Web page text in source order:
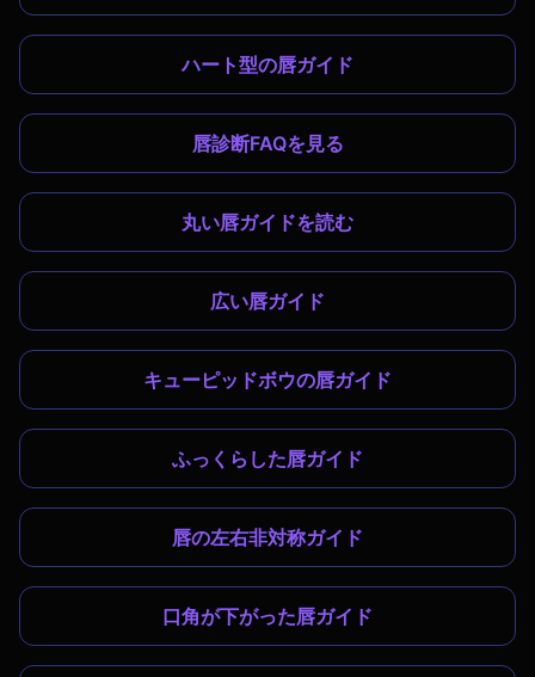
ハート型の唇ガイド
唇診断FAQを見る
丸い唇ガイドを読む
広い唇ガイド
キューピッドボウの唇ガイド
ふっくらした唇ガイド
唇の左右非対称ガイド
口角が下がった唇ガイド